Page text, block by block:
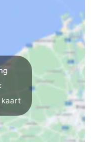
kaart